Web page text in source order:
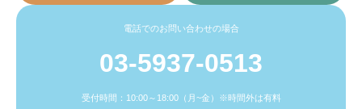
電話でのお問い合わせの場合
03-5937-0513
受付時間：10:00～18:00（月~金）※時間外は有料